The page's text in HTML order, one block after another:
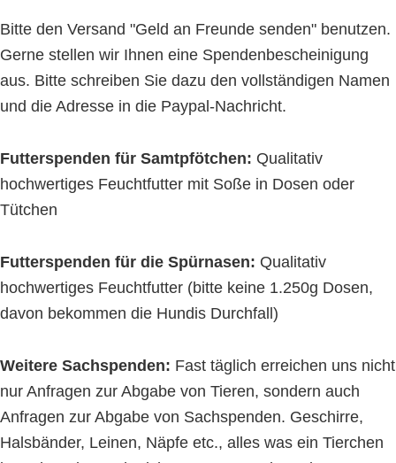
Bitte den Versand "Geld an Freunde senden" benutzen.
Gerne stellen wir Ihnen eine Spendenbescheinigung
aus. Bitte schreiben Sie dazu den vollständigen Namen
und die Adresse in die Paypal-Nachricht.
Futterspenden für Samtpfötchen: Qualitativ
hochwertiges Feuchtfutter mit Soße in Dosen oder
Tütchen
Futterspenden für die Spürnasen: Qualitativ
hochwertiges Feuchtfutter (bitte keine 1.250g Dosen,
davon bekommen die Hundis Durchfall)
Weitere Sachspenden: Fast täglich erreichen uns nicht
nur Anfragen zur Abgabe von Tieren, sondern auch
Anfragen zur Abgabe von Sachspenden. Geschirre,
Halsbänder, Leinen, Näpfe etc., alles was ein Tierchen